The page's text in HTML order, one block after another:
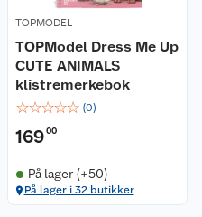
TOPMODEL
TOPModel Dress Me Up
CUTE ANIMALS
klistremerkebok
☆☆☆☆☆ (0)
16900
På lager (+50)
På lager i 32 butikker